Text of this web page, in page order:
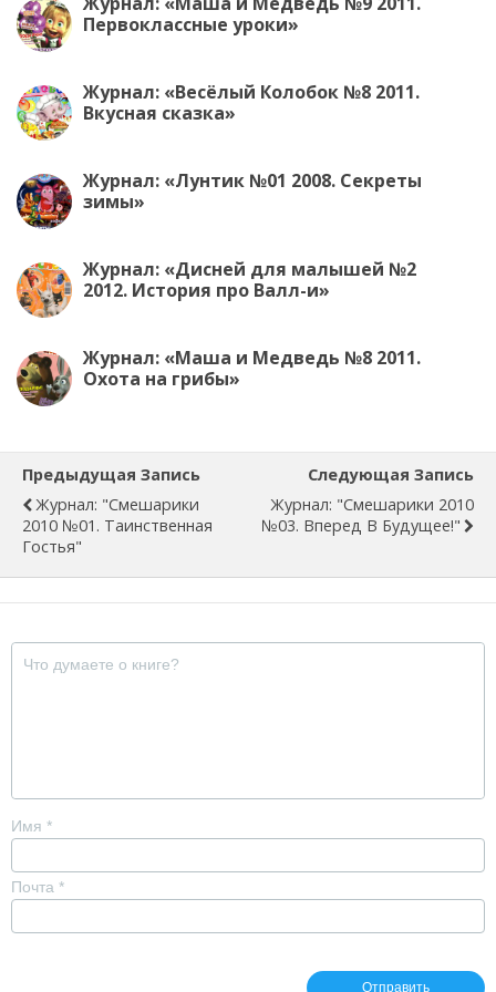
Первоклассные уроки»
Журнал: «Весёлый Колобок №8 2011.
Вкусная сказка»
Журнал: «Лунтик №01 2008. Секреты
зимы»
Журнал: «Дисней для малышей №2
2012. История про Валл-и»
Журнал: «Маша и Медведь №8 2011.
Охота на грибы»
Предыдущая Запись
Журнал: "Смешарики
2010 №01. Таинственная
Гостья"
Следующая Запись
Журнал: "Смешарики 2010
№03. Вперед В Будущее!"
Имя *
Почта *